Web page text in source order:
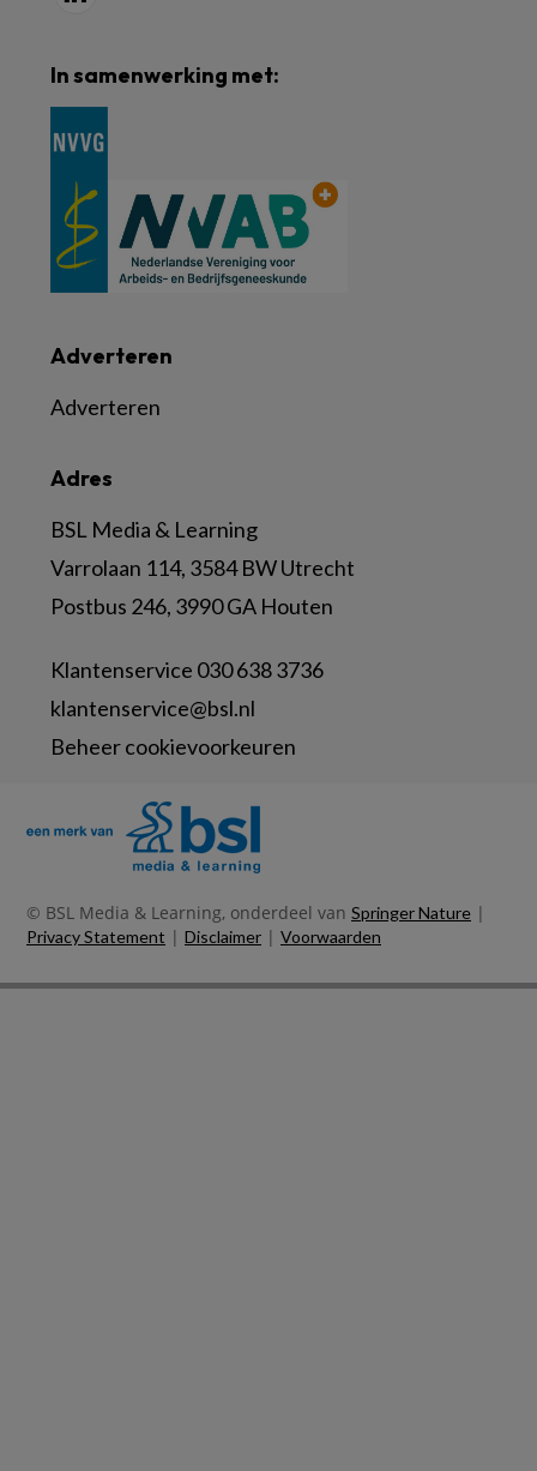
Adres
BSL Media & Learning
Varrolaan 114, 3584 BW Utrecht
Postbus 246, 3990 GA Houten
Klantenservice 030 638 3736
klantenservice@bsl.nl
Beheer cookievoorkeuren
Adverteren
Adverteren
In samenwerking met:
© BSL Media & Learning, onderdeel van Springer Nature |
Privacy Statement | Disclaimer | Voorwaarden